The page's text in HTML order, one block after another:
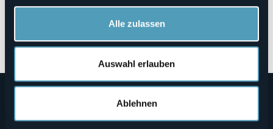
Alle zulassen
Auswahl erlauben
Ablehnen